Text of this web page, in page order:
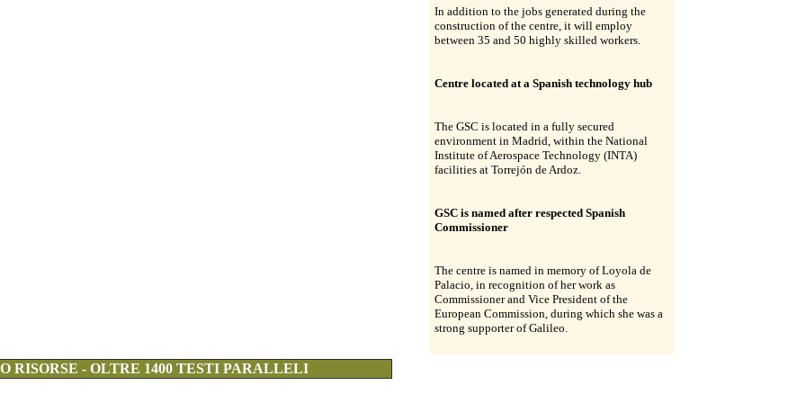
In addition to the jobs generated during the
construction of the centre, it will employ
between 35 and 50 highly skilled workers.
Centre located at a Spanish technology hub
The GSC is located in a fully secured
environment in Madrid, within the National
Institute of Aerospace Technology (INTA)
facilities at Torrejón de Ardoz.
GSC is named after respected Spanish
Commissioner
The centre is named in memory of Loyola de
Palacio, in recognition of her work as
Commissioner and Vice President of the
European Commission, during which she was a
strong supporter of Galileo.
RISORSE - OLTRE 1400 TESTI PARALLELI